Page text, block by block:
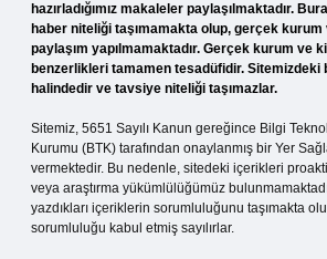
hazırladığımız makaleler paylaşılmaktadır.
haber niteliği taşımamakta olup, gerçek kurum
paylaşım yapılmamaktadır. Gerçek kurum ve
benzerlikleri tamamen tesadüfidir. Sitemizdeki
halindedir ve tavsiye niteliği taşımazlar.
Sitemiz, 5651 Sayılı Kanun gereğince Bilgi
Kurumu (BTK) tarafından onaylanmış bir Yer
vermektedir. Bu nedenle, sitedeki içerikleri
veya araştırma yükümlülüğümüz
yazdıkları içeriklerin sorumluluğunu taşımakta
sorumluluğu kabul etmiş sayılırlar.